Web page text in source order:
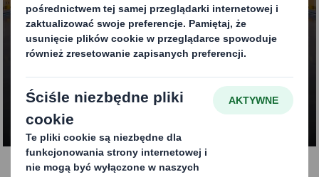
Opakowania zbiorcze
bulk
NAPISZ DO NAS